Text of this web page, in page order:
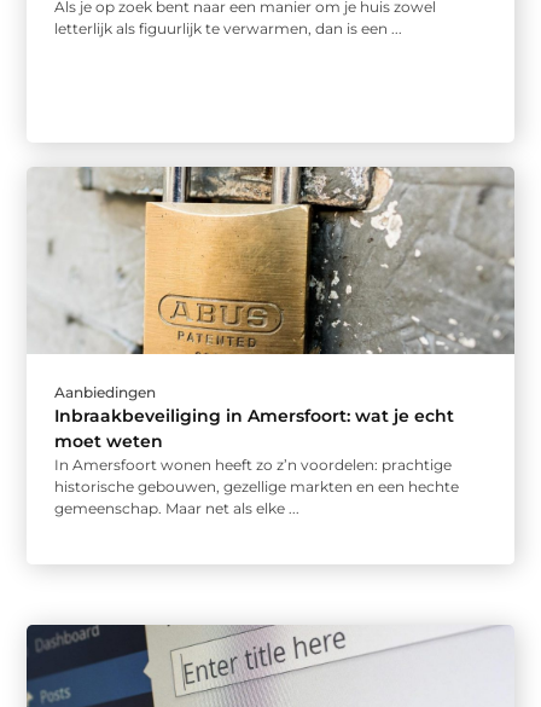
Als je op zoek bent naar een manier om je huis zowel
letterlijk als figuurlijk te verwarmen, dan is een ...
Aanbiedingen
Inbraakbeveiliging in Amersfoort: wat je echt
moet weten
In Amersfoort wonen heeft zo z’n voordelen: prachtige
historische gebouwen, gezellige markten en een hechte
gemeenschap. Maar net als elke ...